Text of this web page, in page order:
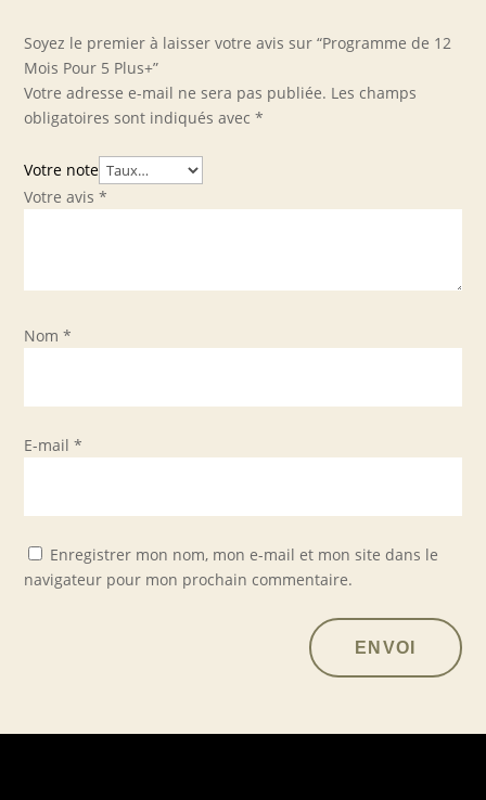
Soyez le premier à laisser votre avis sur “Programme de 12
Mois Pour 5 Plus+”
Votre adresse e-mail ne sera pas publiée. Les champs
obligatoires sont indiqués avec*
Votre note
Votre avis*
Nom*
E-mail*
Enregistrer mon nom, mon e-mail et mon site dans le
navigateur pour mon prochain commentaire.
ENVOI